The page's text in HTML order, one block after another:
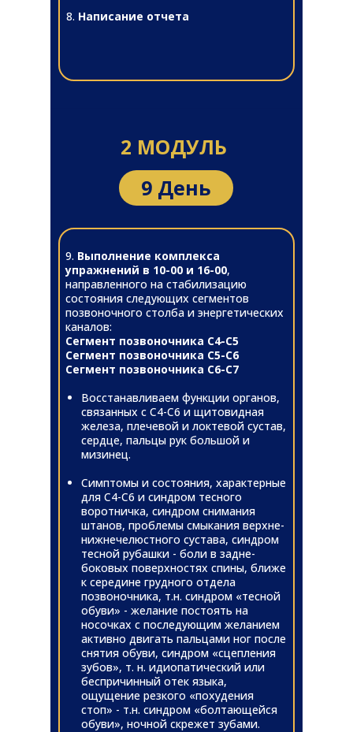
8. Написание отчета
2 МОДУЛЬ
9. Выполнение комплекса
упражнений в 10-00 и 16-00,
направленного на стабилизацию
состояния следующих сегментов
позвоночного столба и энергетических
каналов:
Сегмент позвоночника С4-С5
Сегмент позвоночника С5-С6
Сегмент позвоночника С6-С7
Восстанавливаем функции органов,
связанных с С4-С6 и щитовидная
железа, плечевой и локтевой сустав,
сердце, пальцы рук большой и
мизинец.
Симптомы и состояния, характерные
для С4-С6 и синдром тесного
воротничка, синдром снимания
штанов, проблемы смыкания верхне-
нижнечелюстного сустава, синдром
тесной рубашки - боли в задне-
боковых поверхностях спины, ближе
к середине грудного отдела
позвоночника, т.н. синдром «тесной
обуви» - желание постоять на
носочках с последующим желанием
активно двигать пальцами ног после
снятия обуви, синдром «сцепления
зубов», т. н. идиопатический или
беспричинный отек языка,
ощущение резкого «похудения
стоп» - т.н. синдром «болтающейся
обуви», ночной скрежет зубами.
9 День